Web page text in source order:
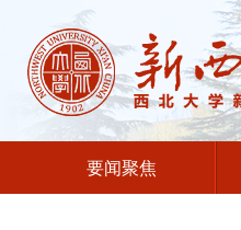
要闻聚焦